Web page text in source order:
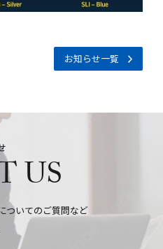
お知らせ一覧
US
ついてのご質問など